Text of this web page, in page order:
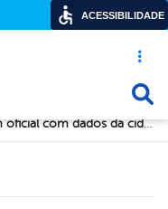
Acesso
CORONAVÍRUS: Boletim oficial com dados da cidade de São José do Belmonte 15/10
ACESSIBILIDADE